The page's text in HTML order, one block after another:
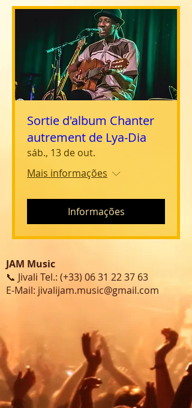
Sortie d'album Chanter
autrement de Lya-Dia
sáb., 13 de out.
Mais informações
Informações
JAM Music
📞 Jivali Tel.: (+33) 06 31 22 37 63
E-Mail: jivalijam.music@gmail.com